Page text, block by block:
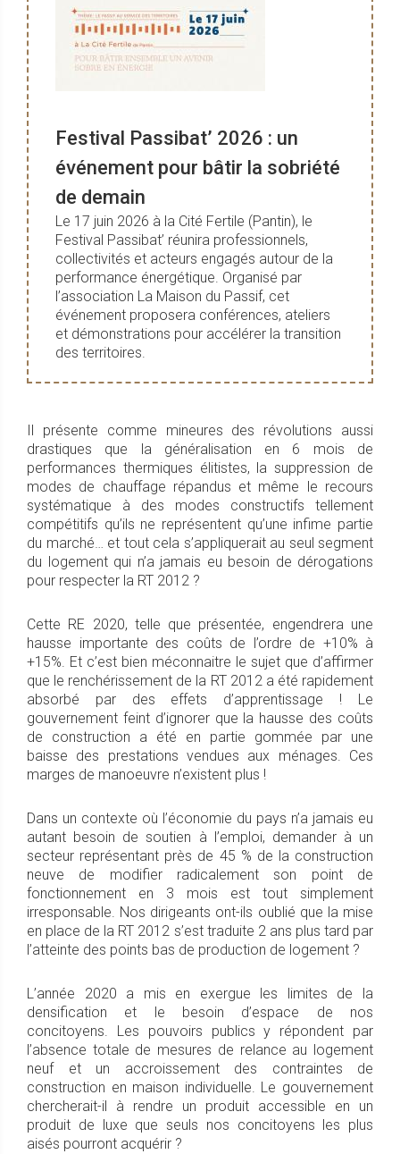
Festival Passibat’ 2026 : un
événement pour bâtir la sobriété
de demain
Le 17 juin 2026 à la Cité Fertile (Pantin), le
Festival Passibat’ réunira professionnels,
collectivités et acteurs engagés autour de la
performance énergétique. Organisé par
l’association La Maison du Passif, cet
événement proposera conférences, ateliers
et démonstrations pour accélérer la transition
des territoires.
Il présente comme mineures des révolutions aussi
drastiques que la généralisation en 6 mois de
performances thermiques élitistes, la suppression de
modes de chauffage répandus et même le recours
systématique à des modes constructifs tellement
compétitifs qu’ils ne représentent qu’une infime partie
du marché… et tout cela s’appliquerait au seul segment
du logement qui n’a jamais eu besoin de dérogations
pour respecter la RT 2012 ?
Cette RE 2020, telle que présentée, engendrera une
hausse importante des coûts de l’ordre de +10% à
+15%. Et c’est bien méconnaitre le sujet que d’affirmer
que le renchérissement de la RT 2012 a été rapidement
absorbé par des effets d’apprentissage ! Le
gouvernement feint d’ignorer que la hausse des coûts
de construction a été en partie gommée par une
baisse des prestations vendues aux ménages. Ces
marges de manoeuvre n’existent plus !
Dans un contexte où l’économie du pays n’a jamais eu
autant besoin de soutien à l’emploi, demander à un
secteur représentant près de 45 % de la construction
neuve de modifier radicalement son point de
fonctionnement en 3 mois est tout simplement
irresponsable. Nos dirigeants ont-ils oublié que la mise
en place de la RT 2012 s’est traduite 2 ans plus tard par
l’atteinte des points bas de production de logement ?
L’année 2020 a mis en exergue les limites de la
densification et le besoin d’espace de nos
concitoyens. Les pouvoirs publics y répondent par
l’absence totale de mesures de relance au logement
neuf et un accroissement des contraintes de
construction en maison individuelle. Le gouvernement
chercherait-il à rendre un produit accessible en un
produit de luxe que seuls nos concitoyens les plus
aisés pourront acquérir ?